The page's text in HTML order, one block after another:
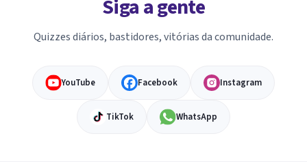
Siga a gente
Quizzes diários, bastidores, vitórias da comunidade.
YouTube Facebook Instagram
TikTok WhatsApp